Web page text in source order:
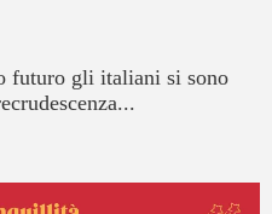
futuro gli italiani si sono